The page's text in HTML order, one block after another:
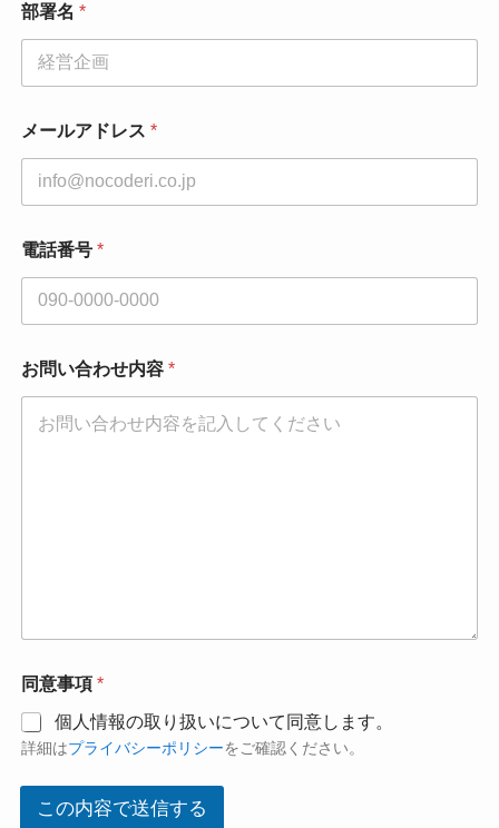
部署名 *
メールアドレス *
署
名
電話番号 *
お問い合わせ内容 *
同意事項 *
個人情報の取り扱いについて同意します。
詳細はプライバシーポリシーをご確認ください。
この内容で送信する